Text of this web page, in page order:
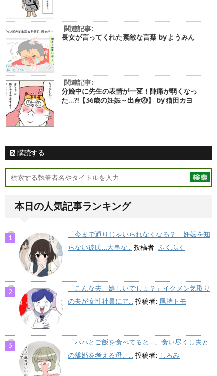
関連記事:
長女が言ってくれた素敵な言葉 by ようみん
関連記事:
分娩中に先生の表情が一変！陣痛が弱くなっ
た…?!【36歳の妊娠～出産⑳】 by 猫田カヨ
購読する
本日の人気記事ランキング
「今まで通りじゃいられなくなる？」妊娠を知
らない彼氏…大事な... 投稿者: ふくふく
「こんな夫、嬉しいでしょ？」イクメン気取り
の夫が女性社員にア... 投稿者: 尾持トモ
「パパとご飯を食べてると…」食い尽くし夫と
の離婚を考える母、... 投稿者: しろみ